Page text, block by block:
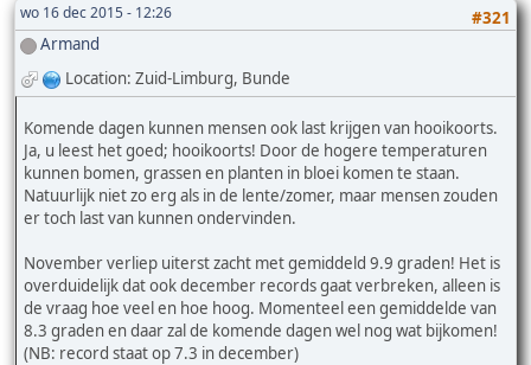
wo 16 dec 2015 - 12:26
#321
Armand
Location: Zuid-Limburg, Bunde
Komende dagen kunnen mensen ook last krijgen van hooikoorts.
Ja, u leest het goed; hooikoorts! Door de hogere temperaturen
kunnen bomen, grassen en planten in bloei komen te staan.
Natuurlijk niet zo erg als in de lente/zomer, maar mensen zouden
er toch last van kunnen ondervinden.
November verliep uiterst zacht met gemiddeld 9.9 graden! Het is
overduidelijk dat ook december records gaat verbreken, alleen is
de vraag hoe veel en hoe hoog. Momenteel een gemiddelde van
8.3 graden en daar zal de komende dagen wel nog wat bijkomen!
(NB: record staat op 7.3 in december)